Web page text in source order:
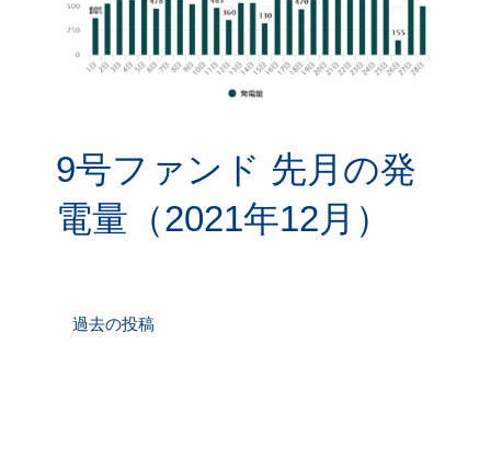
9号ファンド 先月の発
電量（2021年12月）
投
過去の投稿